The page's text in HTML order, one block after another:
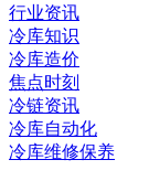
行业资讯
冷库知识
冷库造价
焦点时刻
冷链资讯
冷库自动化
冷库维修保养